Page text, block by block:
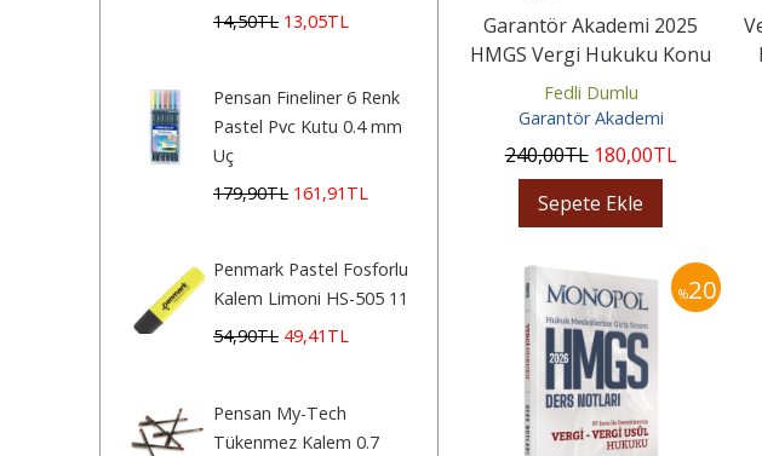
14,50TL 13,05TL
Pensan Fineliner 6 Renk
Pastel Pvc Kutu 0.4 mm
Uç
179,90TL 161 ,91 TL
Penmark Pastel Fosforlu
Kalem Limoni HS-505 11
54,90TL 49,41 TL
Pensan My-Tech
Tükenmez Kalem 0.7
Garantör Akademi 2025
HMGS Vergi Hukuku Konu
Anlatımı
Fedli Dumlu
Garantör Akademi
240,00TL 180,00TL
Sepete Ekle
%20